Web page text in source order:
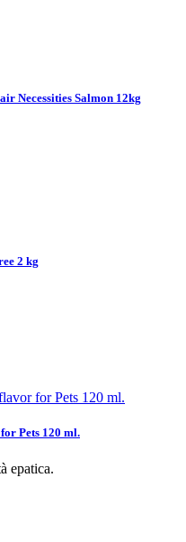
Necessities Salmon 12kg
2 kg
Pets 120 ml.
epatica.